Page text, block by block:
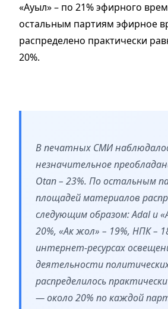
«Ауыл» – по 21% эфирного
остальным партиям эфирное
распределено практически
20%.
В печатных СМИ
незначительное
Otan – 23%. По остальным
площадей материалов
следующим образом: Adal и
20%, «Ак жол» – 19%, НПК –
интернет-ресурсах
деятельности
распределилось
— около 20% по каждой